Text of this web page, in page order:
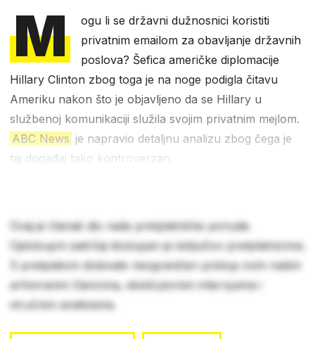
M
ogu li se državni dužnosnici koristiti
privatnim emailom za obavljanje državnih
poslova? Šefica američke diplomacije
Hillary Clinton zbog toga je na noge podigla čitavu
Ameriku nakon što je objavljeno da se Hillary u
službenoj komunikaciji služila svojim privatnim mejlom.
ABC News je napravio detaljnu analizu zbog čega je
taj događaj tako kontroverzan.
Ovaj je članak dio naše pretplatničke ponude.
Cjelokupni sadržaj dostupan je isključivo pretplatnicima.
S pretplatom dobivate neograničen pristup svim našim
arhiviranim člancima, ekskluzivnim intervjuima i
stručnim analizama.